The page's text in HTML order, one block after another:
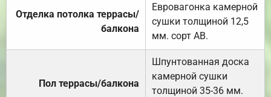
Отделка потолка террасы/
балкона
Евровагонка камерной
сушки толщиной 12,5
мм. сорт АВ.
Пол террасы/балкона
Шпунтованная доска
камерной сушки
толщиной 35-36 мм.